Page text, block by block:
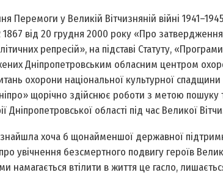
Перемоги у Великій Вітчизняній війні
від 20 грудня 2000 року «Про
репресій», на підставі Статуту,
Дніпропетровським обласним центром
охорони національної культурної спадщини
щорічно здійснює роботи з метою пошуку
області під час Великої
знайшла хоча б щонайменшої державної
увічнення безсмертного подвигу героїв
намагається втілити в життя це гасло,